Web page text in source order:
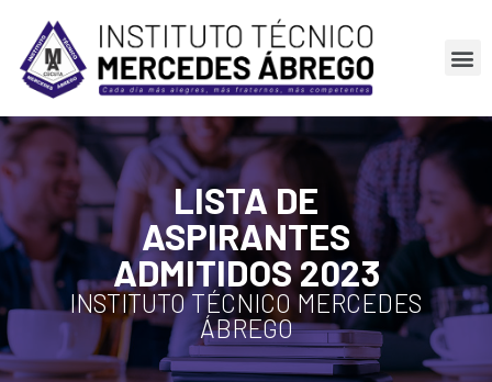
LISTA DE
ASPIRANTES
ADMITIDOS 2023
INSTITUTO TÉCNICO MERCEDES
ÁBREGO